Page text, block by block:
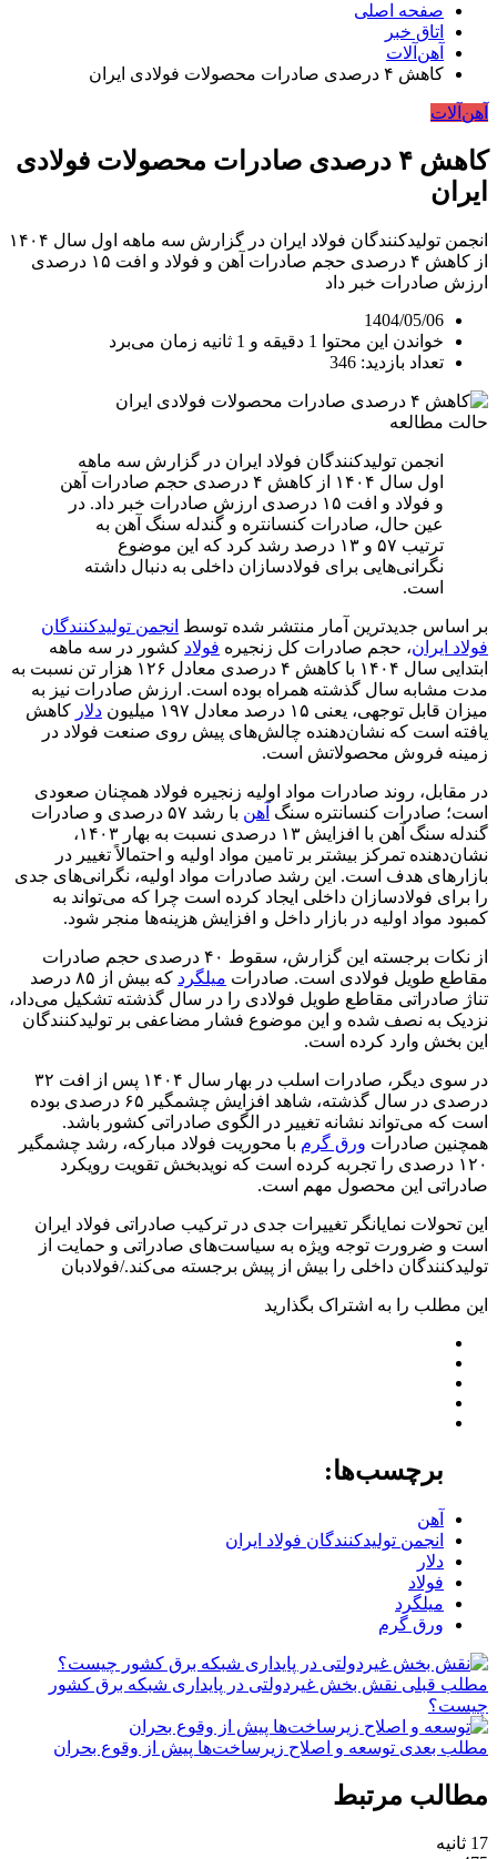
صفحه اصلی
اتاق خبر
آهن‌آلات
کاهش ۴ درصدی صادرات محصولات فولادی ایران
آهن‌آلات
کاهش ۴ درصدی صادرات محصولات فولادی
ایران
انجمن تولیدکنندگان فولاد ایران در گزارش سه ماهه اول سال ۱۴۰۴
از کاهش ۴ درصدی حجم صادرات آهن و فولاد و افت ۱۵ درصدی
ارزش صادرات خبر داد
1404/05/06
خواندن این محتوا 1 دقیقه و 1 ثانیه زمان می‌برد
تعداد بازدید: 346
حالت مطالعه
انجمن تولیدکنندگان فولاد ایران در گزارش سه ماهه
اول سال ۱۴۰۴ از کاهش ۴ درصدی حجم صادرات آهن
و فولاد و افت ۱۵ درصدی ارزش صادرات خبر داد. در
عین حال، صادرات کنسانتره و گندله سنگ آهن به
ترتیب ۵۷ و ۱۳ درصد رشد کرد که این موضوع
نگرانی‌هایی برای فولادسازان داخلی به دنبال داشته
است.
بر اساس جدیدترین آمار منتشر شده توسط انجمن تولیدکنندگان
فولاد ایران، حجم صادرات کل زنجیره فولاد کشور در سه ماهه
ابتدایی سال ۱۴۰۴ با کاهش ۴ درصدی معادل ۱۲۶ هزار تن نسبت به
مدت مشابه سال گذشته همراه بوده است. ارزش صادرات نیز به
میزان قابل توجهی، یعنی ۱۵ درصد معادل ۱۹۷ میلیون
دلار کاهش
یافته است که نشان‌دهنده چالش‌های پیش روی صنعت فولاد در
زمینه فروش محصولاتش است.
در مقابل، روند صادرات مواد اولیه زنجیره فولاد همچنان صعودی
است؛ صادرات کنسانتره سنگ آهن
با رشد ۵۷ درصدی و صادرات
گندله سنگ آهن با افزایش ۱۳ درصدی نسبت به بهار ۱۴۰۳،
نشان‌دهنده تمرکز بیشتر بر تامین مواد اولیه و احتمالاً تغییر در
بازارهای هدف است. این رشد صادرات مواد اولیه، نگرانی‌های جدی
را برای فولادسازان داخلی ایجاد کرده است چرا که می‌تواند به
کمبود مواد اولیه در بازار داخل و افزایش هزینه‌ها منجر شود.
از نکات برجسته این گزارش، سقوط ۴۰ درصدی حجم صادرات
مقاطع طویل فولادی است. صادرات میلگرد
که بیش از ۸۵ درصد
تناژ صادراتی مقاطع طویل فولادی را در سال گذشته تشکیل می‌داد،
نزدیک به نصف شده و این موضوع فشار مضاعفی بر تولیدکنندگان
این بخش وارد کرده است.
در سوی دیگر، صادرات اسلب در بهار سال ۱۴۰۴ پس از افت ۳۲
درصدی در سال گذشته، شاهد افزایش چشمگیر ۶۵ درصدی بوده
است که می‌تواند نشانه تغییر در الگوی صادراتی کشور باشد.
همچنین صادرات ورق گرم با محوریت فولاد مبارکه، رشد چشمگیر
۱۲۰ درصدی را تجربه کرده است که نویدبخش تقویت رویکرد
صادراتی این محصول مهم است.
این تحولات نمایانگر تغییرات جدی در ترکیب صادراتی فولاد ایران
است و ضرورت توجه ویژه به سیاست‌های صادراتی و حمایت از
تولیدکنندگان داخلی را بیش از پیش برجسته می‌کند./فولادبان
این مطلب را به اشتراک بگذارید
برچسب‌ها:
آهن
انجمن تولیدکنندگان فولاد ایران
دلار
فولاد
میلگرد
ورق گرم
مطلب قبلی نقش‌ بخش غیردولتی در پایداری شبکه برق کشور
چیست؟
مطلب بعدی توسعه و اصلاح زیرساخت‌ها پیش از وقوع بحران
مطالب مرتبط
17 ثانیه